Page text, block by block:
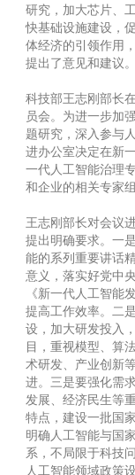
研究，加大芯片、
快基础设施建设，
体经济的引领作用
提出了意见和建议。
科技部王志刚部长
员会。为进一步加
题研究，深入参与
进办公室决定在新
一代人工智能治理
和企业的相关专家
王志刚部长对会议
提出明确要求。一
能的系列重要讲话
意义，落实好党中
《新一代人工智能
提高工作效率。二
设，加大研发投入
目，重视模型、算
术研发、产业创新
进。三是要强化需
发展、经济民生等
特点，建设一批国
明确人工智能与国
系，不局限于科技
人工智能领域政策